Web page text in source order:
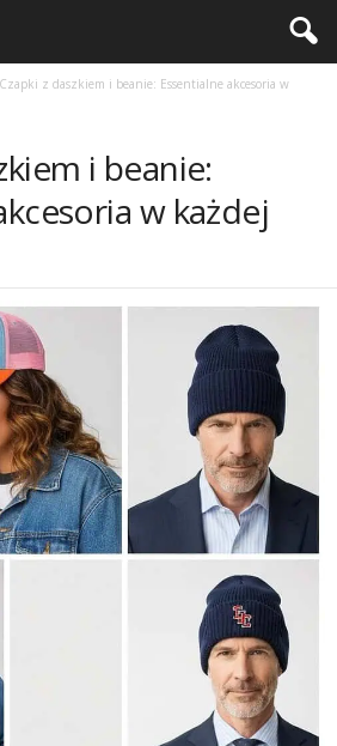
Czapki z daszkiem i beanie: Essentialne akcesoria w
i beanie:
w każdej